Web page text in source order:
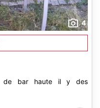
4
de bar haute il y des